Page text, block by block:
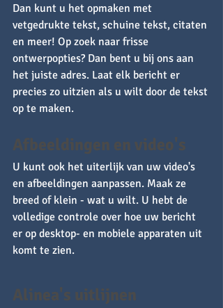
Dan kunt u het opmaken met
vetgedrukte tekst, schuine tekst, citaten
en meer! Op zoek naar frisse
ontwerpopties? Dan bent u bij ons aan
het juiste adres. Laat elk bericht er
precies zo uitzien als u wilt door de tekst
op te maken.
Afbeeldingen en video's
U kunt ook het uiterlijk van uw video's
en afbeeldingen aanpassen. Maak ze
breed of klein - wat u wilt. U hebt de
volledige controle over hoe uw bericht
er op desktop- en mobiele apparaten uit
komt te zien.
Alinea's uitlijnen